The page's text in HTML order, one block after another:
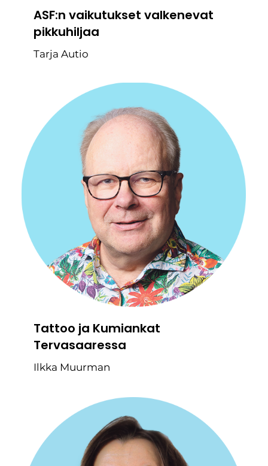
ASF:n vaikutukset valkenevat
pikkuhiljaa
Tarja Autio
Tattoo ja Kumiankat
Tervasaaressa
Ilkka Muurman